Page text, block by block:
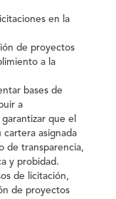
en la
de proyectos
a la
bases de
a
que el
asignada
de transparencia,
y probidad.
de licitación,
de proyectos